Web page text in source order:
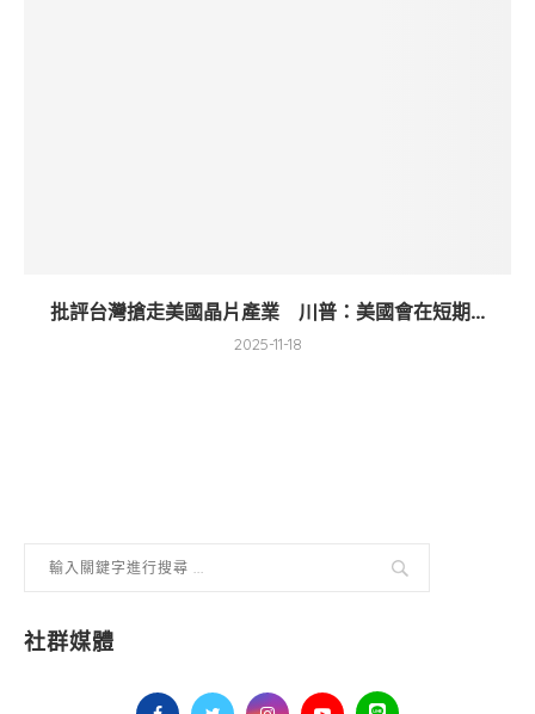
批評台灣搶走美國晶片產業 川普：美國會在短期...
2025-11-18
社群媒體